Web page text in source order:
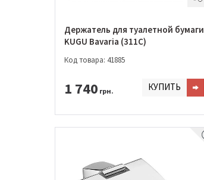
Держатель для туалетной бумаги
KUGU Bavaria (311C)
Код товара: 41885
1 740 грн. КУПИТЬ